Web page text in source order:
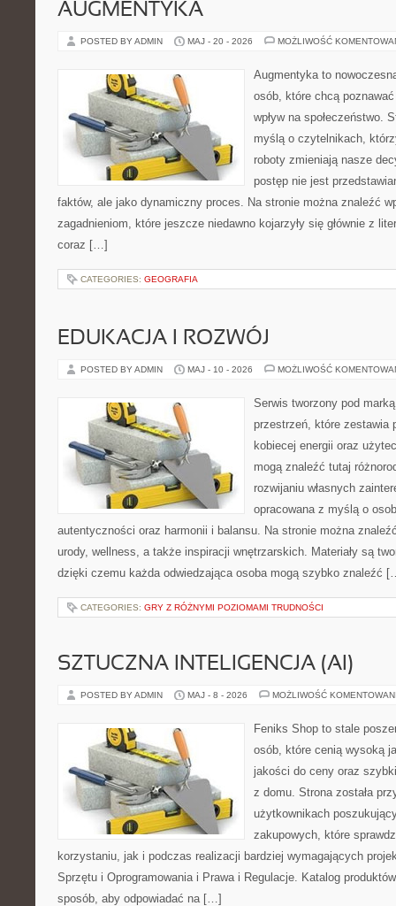
AUGMENTYKA
POSTED BY ADMIN MAJ - 20 - 2026 MOŻLIWOŚĆ
Augmentyka to
osób, które chcą
wpływ na społeczeństwo.
myślą o czytelnikach,
roboty zmieniają nasze
postęp nie jest
faktów, ale jako dynamiczny proces. Na stronie można znaleźć
zagadnieniom, które jeszcze niedawno kojarzyły się głównie z
coraz […]
CATEGORIES: GEOGRAFIA
EDUKACJA I ROZWÓJ
POSTED BY ADMIN MAJ - 10 - 2026 MOŻLIWOŚĆ
Serwis tworzony pod
przestrzeń, które zestawia
kobiecej energii oraz
mogą znaleźć tutaj
rozwijaniu własnych
opracowana z myślą o
autentyczności oraz harmonii i balansu. Na stronie można
urody, wellness, a także inspiracji wnętrzarskich. Materiały są
dzięki czemu każda odwiedzająca osoba mogą szybko znaleźć
CATEGORIES: GRY Z RÓŻNYMI POZIOMAMI TRUDNOŚCI
SZTUCZNA INTELIGENCJA (AI)
POSTED BY ADMIN MAJ - 8 - 2026 MOŻLIWOŚĆ
Feniks Shop to stale
osób, które cenią wysoką
jakości do ceny oraz
z domu. Strona została
użytkownikach
zakupowych, które
korzystaniu, jak i podczas realizacji bardziej wymagających
Sprzętu i Oprogramowania i Prawa i Regulacje. Katalog
sposób, aby odpowiadać na […]